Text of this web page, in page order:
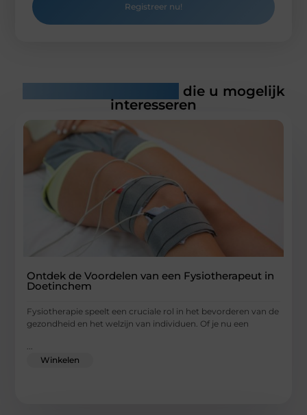
Registreer nu!
die u mogelijk
interesseren
Ontdek de Voordelen van een Fysiotherapeut in
Doetinchem
Fysiotherapie speelt een cruciale rol in het bevorderen van de
gezondheid en het welzijn van individuen. Of je nu een
Winkelen